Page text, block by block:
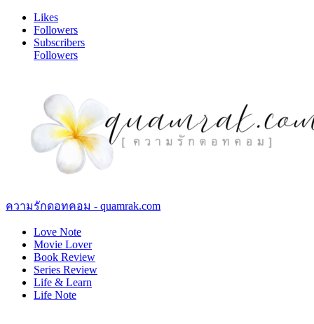
Likes
Followers
Subscribers
Followers
ความรักดอทคอม - quamrak.com
Love Note
Movie Lover
Book Review
Series Review
Life & Learn
Life Note